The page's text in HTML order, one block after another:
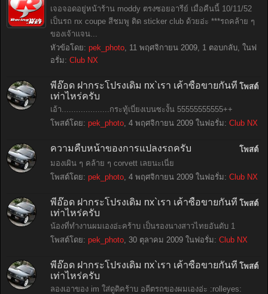
เจอจอดอยู่หน้าร้าน moddy ตรงซอยอารีย์ เมื่อคืนนี้ 10/11/52
เป็นรถ nx coupe สีชมพู ติด sticker club ด้วยอ่ะ ***รถคล้าย ๆ
ของเจ้าแจน...
หัวข้อโดย: pek_photo, 11 พฤศจิกายน 2009, 1 ตอบกลับ, ในฟ
อรั่ม: Club NX
โพสต์
พี่อ๊อด ฝากระโปรงเดิม nx`เรา เค้าซื้อขายกันที่
เท่าไหร่ครับ
เอ้า....................กระทู้เบี่ยงเบนซะงั้น 55555555555++
โพสต์โดย: pek_photo, 4 พฤศจิกายน 2009 ในฟอรั่ม: Club NX
โพสต์
ความคืบหน้าของการแปลงรถครับ
มองเผิน ๆ คล้าย ๆ corvett เลยนะเนี่ย
โพสต์โดย: pek_photo, 4 พฤศจิกายน 2009 ในฟอรั่ม: Club NX
โพสต์
พี่อ๊อด ฝากระโปรงเดิม nx`เรา เค้าซื้อขายกันที่
เท่าไหร่ครับ
น้องที่ทำงานผมเองอ่ะคร้าบ เป็นรองนางสาวไทยอันดับ 1
โพสต์โดย: pek_photo, 30 ตุลาคม 2009 ในฟอรั่ม: Club NX
โพสต์
พี่อ๊อด ฝากระโปรงเดิม nx`เรา เค้าซื้อขายกันที่
เท่าไหร่ครับ
ลองเอาของ im ใส่ดูดิคร้าบ อดีตรถของผมเองอ่ะ :rolleyes: